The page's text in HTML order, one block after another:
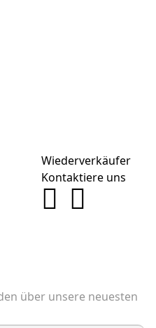
Wiederverkäufer
Kontaktiere uns
über unsere neuesten